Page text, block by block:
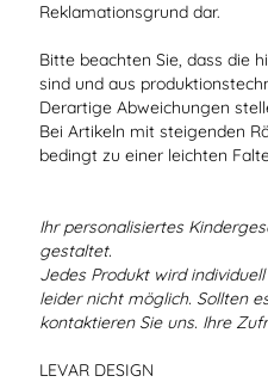
Reklamationsgrund dar.
Bitte beachten Sie, dass die
sind und aus
Derartige Abweichungen
Bei Artikeln mit steigenden
bedingt zu einer leichten
Ihr personalisiertes
gestaltet.
Jedes Produkt wird
leider nicht möglich. Sollten
kontaktieren Sie uns. Ihre
LEVAR DESIGN